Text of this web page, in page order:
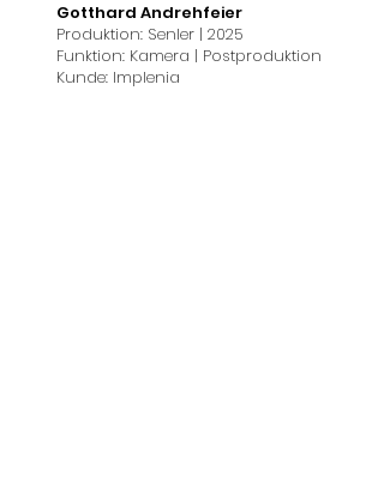
Gotthard Andrehfeier
Produktion: Senler | 2025
Funktion: Kamera | Postproduktion
Kunde: Implenia